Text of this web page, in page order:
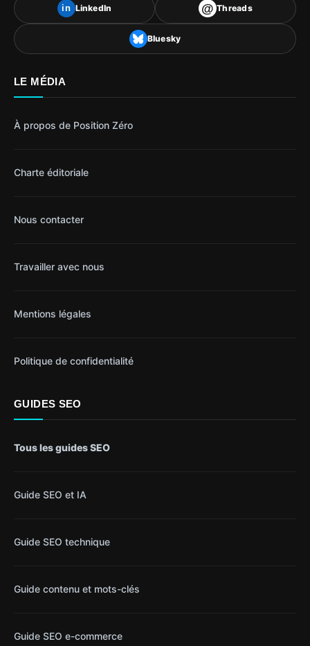
in LinkedIn @ Threads
Bluesky
LE MÉDIA
À propos de Position Zéro
Charte éditoriale
Nous contacter
Travailler avec nous
Mentions légales
Politique de confidentialité
GUIDES SEO
Tous les guides SEO
Guide SEO et IA
Guide SEO technique
Guide contenu et mots-clés
Guide SEO e-commerce